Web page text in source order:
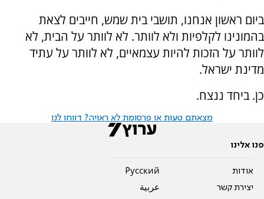
ביום ראשון אנחנו, תושבי בית שמש, חייבים לצאת
בהמונינו לקלפיות ולא לוותר. לא לוותר על הבית, לא
לוותר על הזכות להיות עצמאיים, לא לוותר על עתיד
מדינת ישראל.
כן. ביחד ננצח.
מצאתם טעות או פרסומת לא ראויה? דווחו לנו
פנו אלינו
אודות
יצירת קשר
Pусский
عربية